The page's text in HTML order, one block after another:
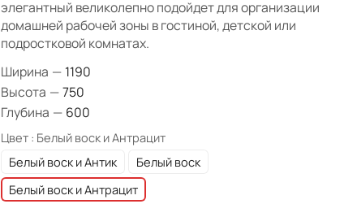
элегантный великолепно подойдет для организации
домашней рабочей зоны в гостиной, детской или
подростковой комнатах.
Ширина — 1190
Высота —750
Глубина — 600
Цвет : Белый воск и Антрацит
Белый воск и Антик
Белый воск
Белый воск и Антрацит